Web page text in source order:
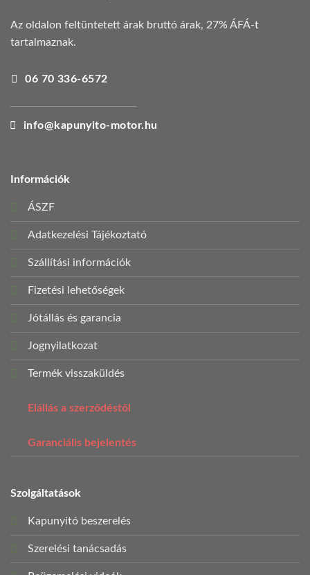
Az oldalon feltüntetett árak bruttó árak, 27% ÁFÁ-t
tartalmaznak.
06 70 336-6572
info@kapunyito-motor.hu
Információk
ÁSZF
Adatkezelési Tájékoztató
Szállítási információk
Fizetési lehetőségek
Jótállás és garancia
Jognyilatkozat
Termék visszaküldés
Elállás a szerződéstől
Garanciális bejelentés
Szolgáltatások
Kapunyitó beszerelés
Szerelési tanácsadás